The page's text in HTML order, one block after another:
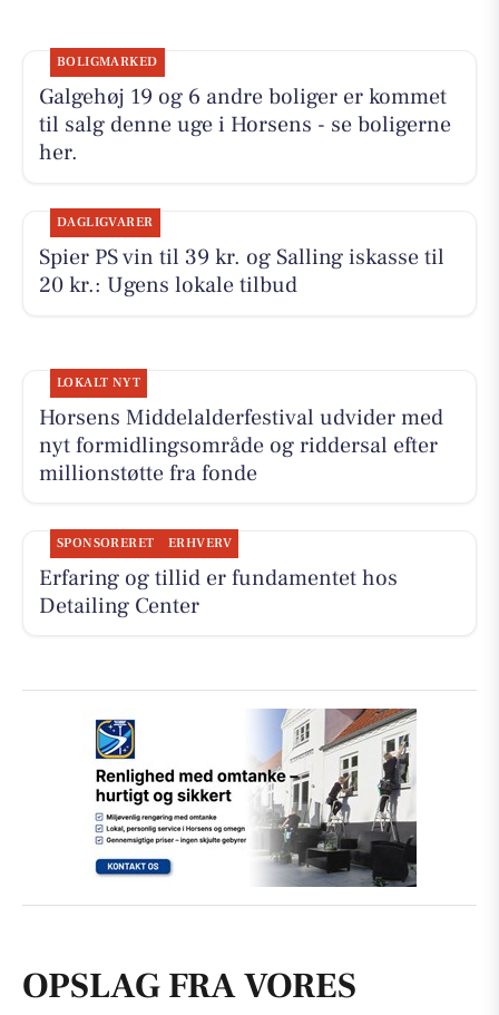
BOLIGMARKED
Galgehøj 19 og 6 andre boliger er kommet
til salg denne uge i Horsens - se boligerne
her.
DAGLIGVARER
Spier PS vin til 39 kr. og Salling iskasse til
20 kr.: Ugens lokale tilbud
LOKALT NYT
Horsens Middelalderfestival udvider med
nyt formidlingsområde og riddersal efter
millionstøtte fra fonde
SPONSORERET ERHVERV
Erfaring og tillid er fundamentet hos
Detailing Center
OPSLAG FRA VORES